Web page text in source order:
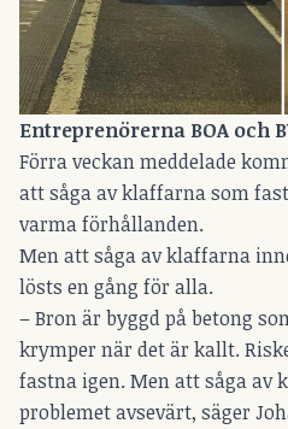
Entreprenörerna BOA och
Förra veckan meddelade
att såga av klaffarna som
varma förhållanden.
Men att såga av klaffarna
lösts en gång för alla.
– Bron är byggd på betong
krymper när det är kallt.
fastna igen. Men att såga
problemet avsevärt, säger